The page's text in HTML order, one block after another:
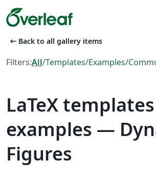
arrow_left_alt Back to all gallery items
Filters:All/Templates/Examples/
LaTeX
examples —
Figures